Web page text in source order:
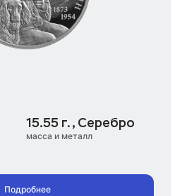
15.55 г., Серебро
масса и металл
Подробнее